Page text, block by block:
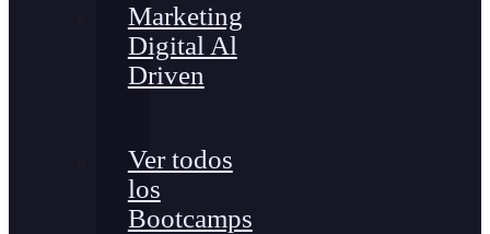
Marketing
Digital Al
Driven
Ver todos
los
Bootcamps